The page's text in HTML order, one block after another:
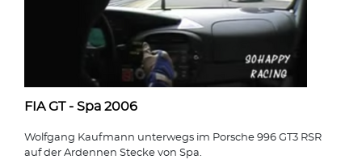
FIA GT - Spa 2006
Wolfgang Kaufmann unterwegs im Porsche 996 GT3 RSR
auf der Ardennen Stecke von Spa.